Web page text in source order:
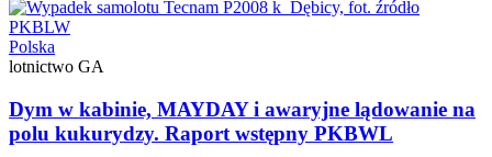
Polska
lotnictwo GA
Dym w kabinie, MAYDAY i awaryjne lądowanie na
polu kukurydzy. Raport wstępny PKBWL